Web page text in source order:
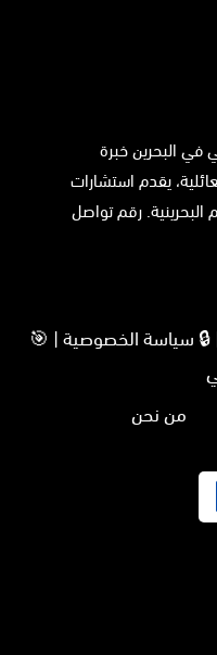
البحرين خبرة
يقدم استشارات
البحرينية. رقم تواصل
🔒 سياسة الخصوصية | 🎯
من نحن